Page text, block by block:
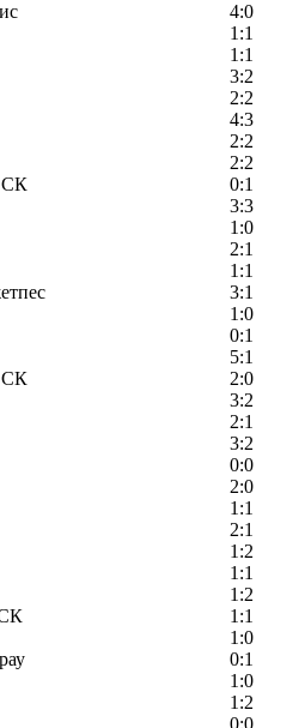
4:0
1:1
1:1
3:2
2:2
4:3
2:2
2:2
СК
0:1
3:3
1:0
2:1
1:1
3:1
1:0
0:1
5:1
СК
2:0
3:2
2:1
3:2
0:0
2:0
1:1
2:1
1:2
1:1
1:2
1:1
1:0
0:1
1:0
1:2